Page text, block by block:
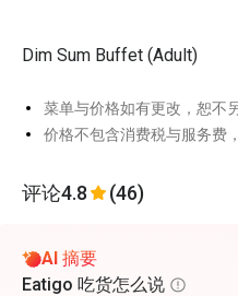
Dim Sum Buffet (Adult)
菜单与价格如有更改，恕不
价格不包含消费税与服务费
评论4.8 (46)
AI 摘要
Eatigo 吃货怎么说